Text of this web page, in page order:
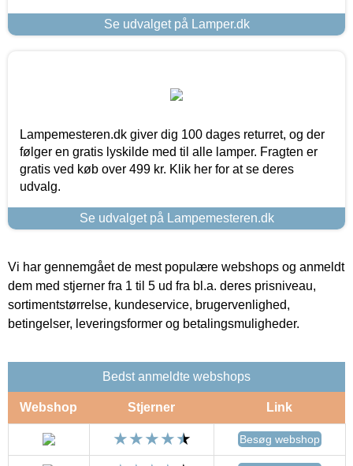
Se udvalget på Lamper.dk
Lampemesteren.dk giver dig 100 dages returret, og der
følger en gratis lyskilde med til alle lamper. Fragten er
gratis ved køb over 499 kr. Klik her for at se deres
udvalg.
Se udvalget på Lampemesteren.dk
Vi har gennemgået de mest populære webshops og anmeldt
dem med stjerner fra 1 til 5 ud fra bl.a. deres prisniveau,
sortimentstørrelse, kundeservice, brugervenlighed,
betingelser, leveringsformer og betalingsmuligheder.
Bedst anmeldte webshops
Webshop Stjerner Link
Besøg webshop